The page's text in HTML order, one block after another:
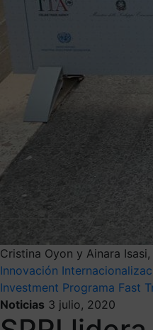
Cristina Oyon y Ainara Isasi,
Innovación
Investment Programa Fast
Noticias 3 julio, 2020